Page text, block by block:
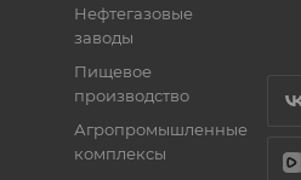
Нефтегазовые
заводы
Пищевое
производство
Агропромышленные
комплексы